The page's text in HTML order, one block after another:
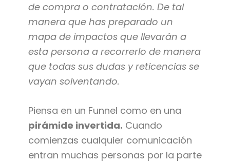
de compra o contratación. De tal
manera que has preparado un
mapa de impactos que llevarán a
esta persona a recorrerlo de manera
que todas sus dudas y reticencias se
vayan solventando.
Piensa en un Funnel como en una
pirámide invertida. Cuando
comienzas cualquier comunicación
entran muchas personas por la parte